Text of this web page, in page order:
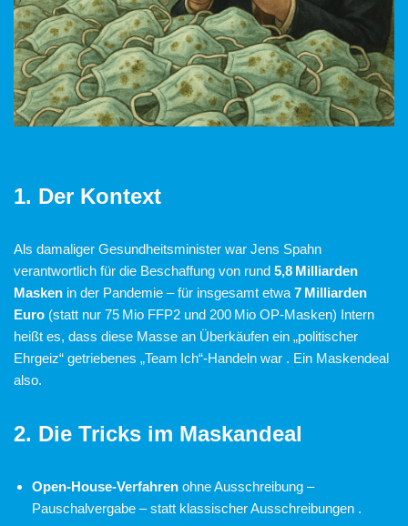
1. Der Kontext
Als damaliger Gesundheitsminister war Jens Spahn
verantwortlich für die Beschaffung von rund 5,8 Milliarden
Masken in der Pandemie – für insgesamt etwa 7 Milliarden
Euro (statt nur 75 Mio FFP2 und 200 Mio OP‑Masken) Intern
heißt es, dass diese Masse an Überkäufen ein „politischer
Ehrgeiz“ getriebenes „Team Ich“-Handeln war . Ein Maskendeal
also.
2. Die Tricks im Maskandeal
Open-House-Verfahren ohne Ausschreibung –
Pauschalvergabe – statt klassischer Ausschreibungen .